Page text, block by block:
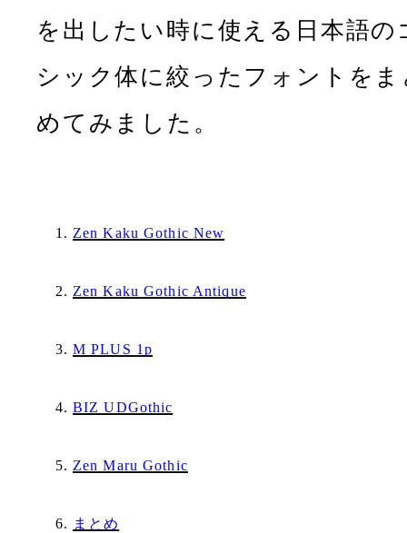
を出したい時に使える日本語の
シック体に絞ったフォントをま
めてみました。
Zen Kaku Gothic New
Zen Kaku Gothic Antique
M PLUS 1p
BIZ UDGothic
Zen Maru Gothic
まとめ